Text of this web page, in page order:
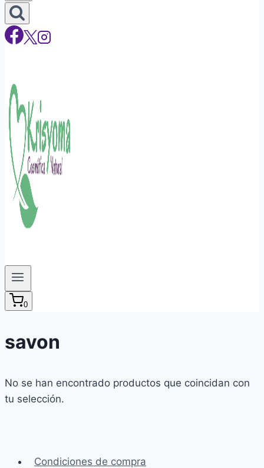
0
savon
No se han encontrado productos que coincidan con
tu selección.
Condiciones de compra